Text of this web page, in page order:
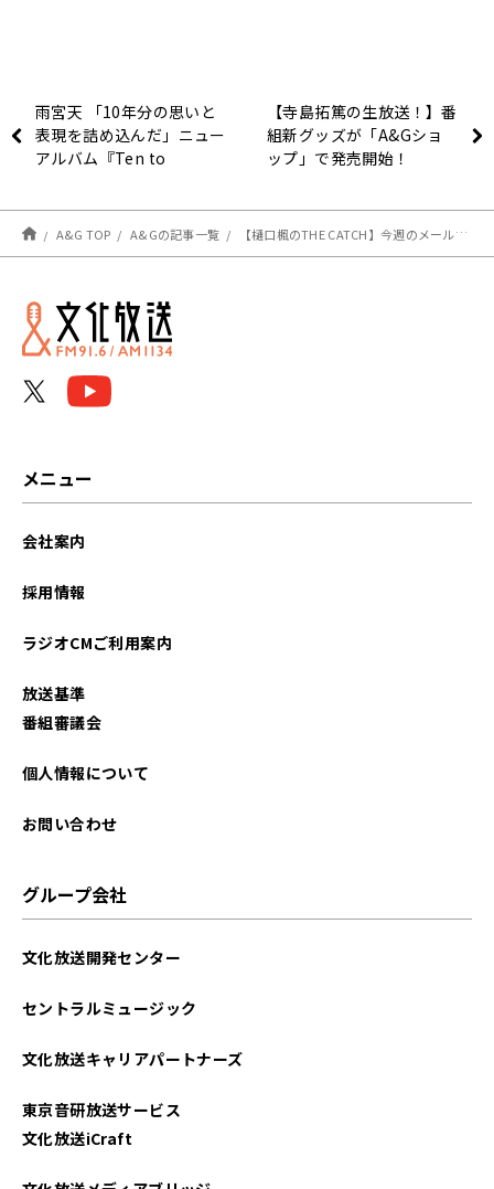
雨宮天 「10年分の思いと
表現を詰め込んだ」ニュー
アルバム『Ten to
【寺島拓篤の生放送！】番
組新グッズが「A&Gショ
ップ」で発売開始！
A&G TOP A&Gの記事一覧 【樋口楓のTHE CATCH】今週のメールテーマ！
メニュー
会社案内
採用情報
ラジオCMご利用案内
放送基準
番組審議会
個人情報について
お問い合わせ
グループ会社
文化放送開発センター
セントラルミュージック
文化放送キャリアパートナーズ
東京音研放送サービス
文化放送iCraft